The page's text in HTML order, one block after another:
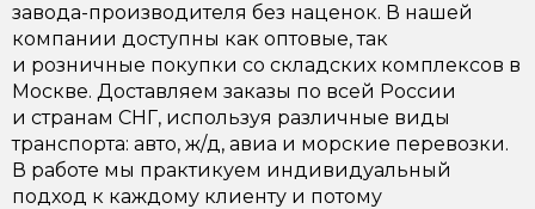
завода-производителя без наценок. В нашей
компании доступны как оптовые, так
и розничные покупки со складских комплексов в
Москве. Доставляем заказы по всей России
и странам СНГ, используя различные виды
транспорта: авто, ж/д, авиа и морские перевозки.
В работе мы практикуем индивидуальный
подход к каждому клиенту и потому